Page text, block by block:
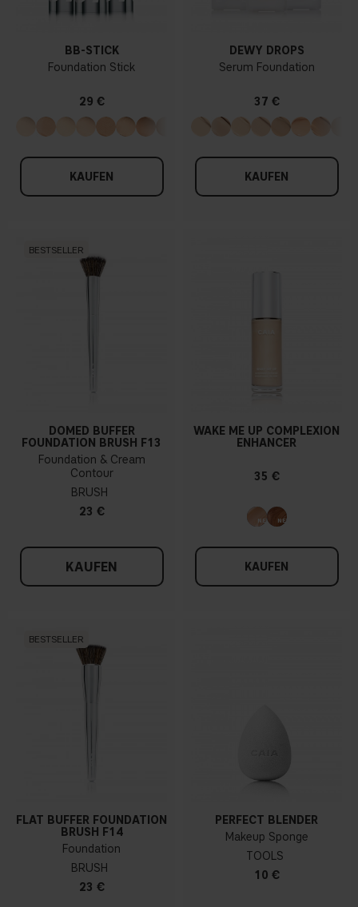
BB-STICK
Foundation Stick
29 €
KAUFEN
DEWY DROPS
Serum Foundation
37 €
KAUFEN
BESTSELLER
DOMED BUFFER
FOUNDATION BRUSH F13
Foundation & Cream
Contour
BRUSH
23 €
KAUFEN
WAKE ME UP COMPLEXION
ENHANCER
35 €
KAUFEN
BESTSELLER
FLAT BUFFER FOUNDATION
BRUSH F14
Foundation
BRUSH
23 €
PERFECT BLENDER
Makeup Sponge
TOOLS
10 €